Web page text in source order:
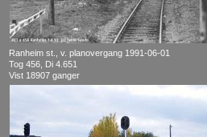
Ranheim st., v. planovergang 1991-06-01
Tog 456, Di 4.651
Vist 18907 ganger